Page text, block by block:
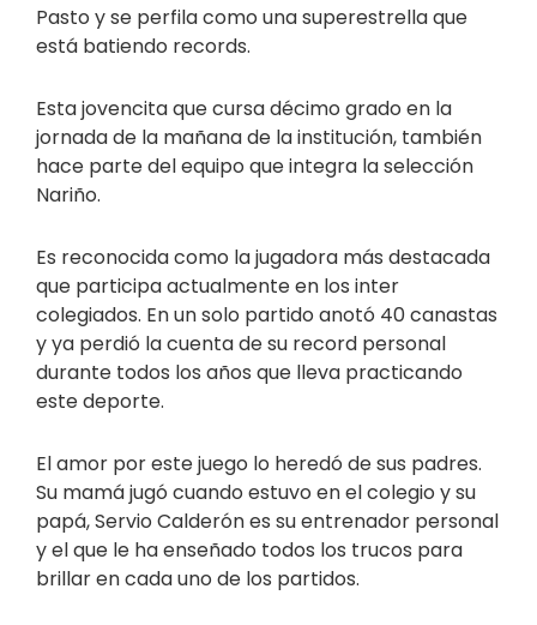
Pasto y se perfila como una superestrella que
está batiendo records.
Esta jovencita que cursa décimo grado en la
jornada de la mañana de la institución, también
hace parte del equipo que integra la selección
Nariño.
Es reconocida como la jugadora más destacada
que participa actualmente en los inter
colegiados. En un solo partido anotó 40 canastas
y ya perdió la cuenta de su record personal
durante todos los años que lleva practicando
este deporte.
El amor por este juego lo heredó de sus padres.
Su mamá jugó cuando estuvo en el colegio y su
papá, Servio Calderón es su entrenador personal
y el que le ha enseñado todos los trucos para
brillar en cada uno de los partidos.